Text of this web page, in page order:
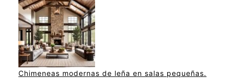
Chimeneas modernas de leña en salas pequeñas.